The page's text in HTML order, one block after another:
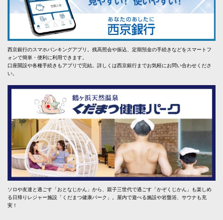
西京銀行のスマホバンキングアプリ。残高照会や振込、定期預金の手続きなどをスマートフ
ォンで簡単・便利に利用できます。
口座開設や各種手続きもアプリで完結。詳しくは西京銀行までお気軽にお問い合わせくださ
い。
ソロや友達と過ごす「おとなじかん」から、親子三世代で過ごす「かぞくじかん」も楽しめ
る日帰りレジャー施設「くだまつ健康パーク」。屋内で遊べる施設や岩盤浴、サウナも充
実！